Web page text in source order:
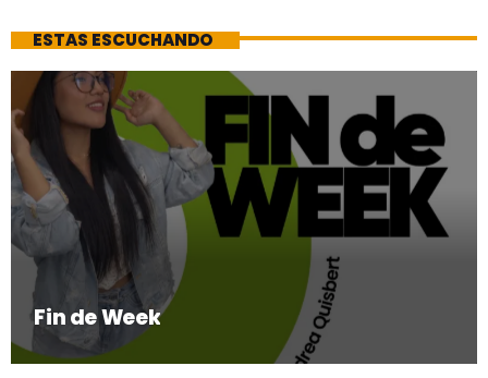
ESTAS ESCUCHANDO
Fin de Week